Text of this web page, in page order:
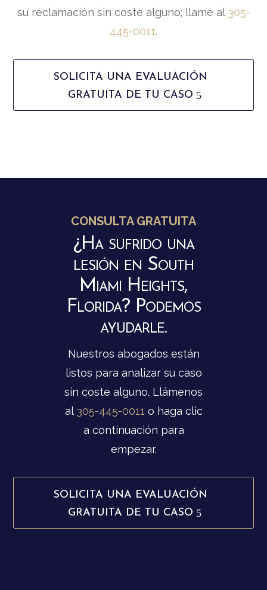
su reclamación sin coste alguno; llame al 305-
445-0011.
SOLICITA UNA EVALUACIÓN
GRATUITA DE TU CASO
CONSULTA GRATUITA
¿Ha sufrido una
lesión en South
Miami Heights,
Florida? Podemos
ayudarle.
Nuestros abogados están
listos para analizar su caso
sin coste alguno. Llámenos
al 305-445-0011 o haga clic
a continuación para
empezar.
SOLICITA UNA EVALUACIÓN
GRATUITA DE TU CASO